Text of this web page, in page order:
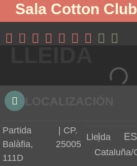
Sala Cotton Club
Partida
Balàfia,
111D
| CP.
25005
Lleida
|
Cataluña/